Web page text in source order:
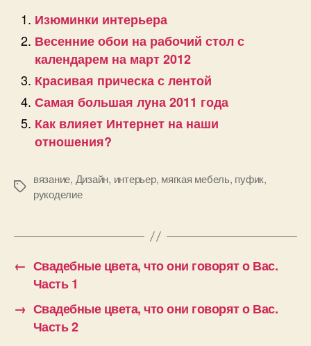
Изюминки интерьера
Весенние обои на рабочий стол с
календарем на март 2012
Красивая прическа с лентой
Самая большая луна 2011 года
Как влияет Интернет на наши
отношения?
Позначки
вязание, Дизайн, интерьер, мягкая мебель, пуфик,
рукоделие
← Свадебные цвета, что они говорят о Вас.
Часть 1
→ Свадебные цвета, что они говорят о Вас.
Часть 2